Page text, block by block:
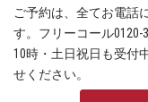
ご予約は、全てお電話
す。フリーコール0120-
10時・土日祝日も受付
せください。